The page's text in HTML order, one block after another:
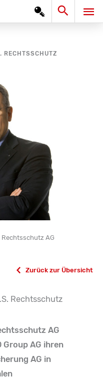
Search
RECHTSSCHUTZ
AG
Zurück zur Übersicht
Rechtsschutz
AG
Group AG ihren
AG in